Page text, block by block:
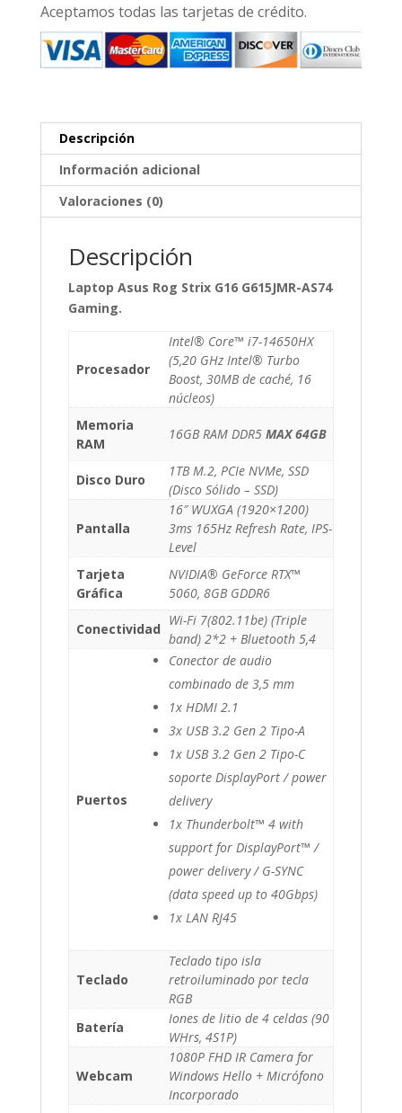
Aceptamos todas las tarjetas de crédito.
Descripción
Información adicional
Valoraciones (0)
Descripción
Laptop Asus Rog Strix G16 G615JMR-AS74
Gaming.
Procesador
Intel® Core™ i7-14650HX
(5,20 GHz Intel® Turbo
Boost, 30MB de caché, 16
núcleos)
Memoria
RAM
16GB RAM DDR5 MAX 64GB
Disco Duro
1TB M.2, PCIe NVMe, SSD
(Disco Sólido – SSD)
Pantalla
16″ WUXGA (1920×1200)
3ms 165Hz Refresh Rate, IPS-
Level
Tarjeta
Gráfica
NVIDIA® GeForce RTX™
5060, 8GB GDDR6
Conectividad
Wi-Fi 7(802.11be) (Triple
band) 2*2 + Bluetooth 5,4
Puertos
Conector de audio
combinado de 3,5 mm
1x HDMI 2.1
3x USB 3.2 Gen 2 Tipo-A
1x USB 3.2 Gen 2 Tipo-C
soporte DisplayPort / power
delivery
1x Thunderbolt™ 4 with
support for DisplayPort™ /
power delivery / G-SYNC
(data speed up to 40Gbps)
1x LAN RJ45
Teclado
Teclado tipo isla
retroiluminado por tecla
RGB
Batería
Iones de litio de 4 celdas (90
WHrs, 4S1P)
Webcam
1080P FHD IR Camera for
Windows Hello + Micrófono
Incorporado